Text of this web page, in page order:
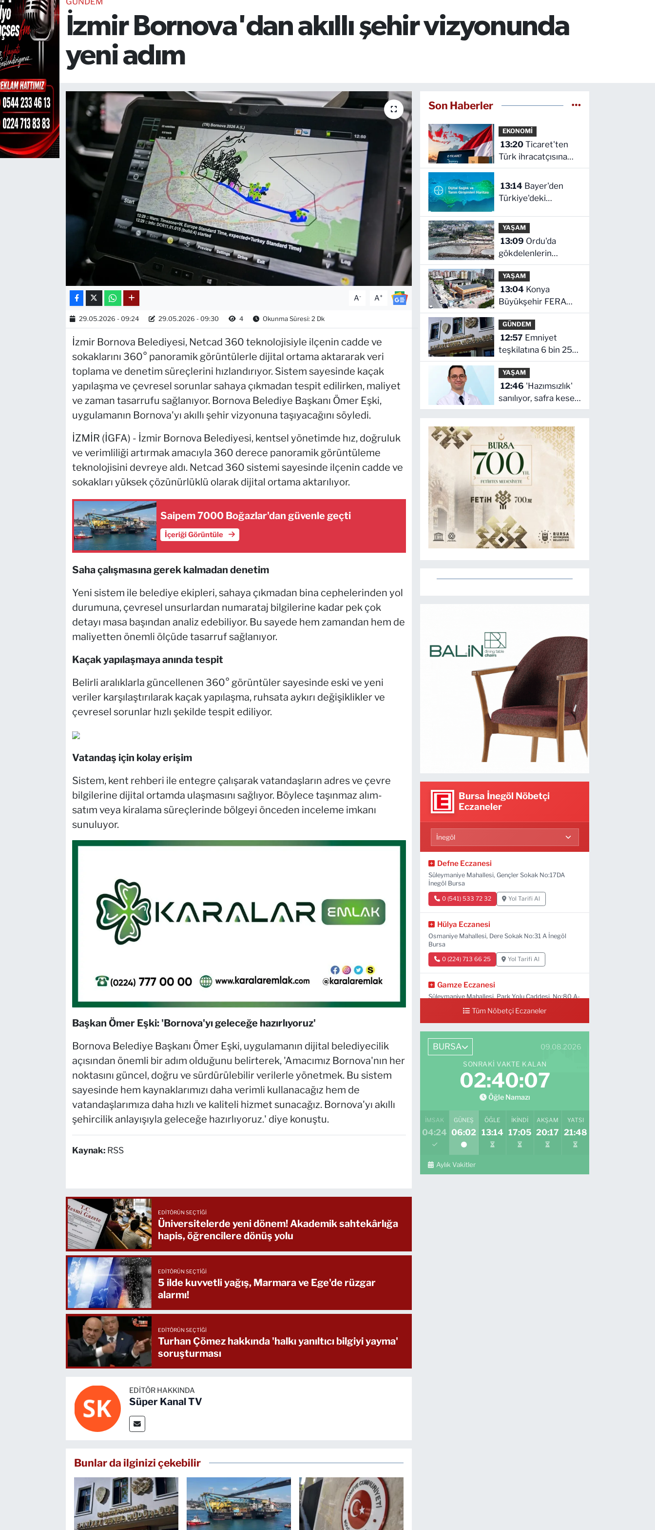
İzmir Bornova'dan akıllı şehir vizyonunda
yeni adım
A- A+
29.05.2026 - 09:24 29.05.2026 - 09:30 4 Okunma Süresi: 2 Dk
İzmir Bornova Belediyesi, Netcad 360 teknolojisiyle ilçenin cadde ve
sokaklarını 360° panoramik görüntülerle dijital ortama aktararak veri
toplama ve denetim süreçlerini hızlandırıyor. Sistem sayesinde kaçak
yapılaşma ve çevresel sorunlar sahaya çıkmadan tespit edilirken, maliyet
ve zaman tasarrufu sağlanıyor. Bornova Belediye Başkanı Ömer Eşki,
uygulamanın Bornova'yı akıllı şehir vizyonuna taşıyacağını söyledi.
İZMİR (İGFA) - İzmir Bornova Belediyesi, kentsel yönetimde hız, doğruluk
ve verimliliği artırmak amacıyla 360 derece panoramik görüntüleme
teknolojisini devreye aldı. Netcad 360 sistemi sayesinde ilçenin cadde ve
sokakları yüksek çözünürlüklü olarak dijital ortama aktarılıyor.
Saipem 7000 Boğazlar'dan güvenle geçti
İçeriği Görüntüle
Saha çalışmasına gerek kalmadan denetim
Yeni sistem ile belediye ekipleri, sahaya çıkmadan bina cephelerinden yol
durumuna, çevresel unsurlardan numarataj bilgilerine kadar pek çok
detayı masa başından analiz edebiliyor. Bu sayede hem zamandan hem de
maliyetten önemli ölçüde tasarruf sağlanıyor.
Kaçak yapılaşmaya anında tespit
Belirli aralıklarla güncellenen 360° görüntüler sayesinde eski ve yeni
veriler karşılaştırılarak kaçak yapılaşma, ruhsata aykırı değişiklikler ve
çevresel sorunlar hızlı şekilde tespit ediliyor.
Vatandaş için kolay erişim
Sistem, kent rehberi ile entegre çalışarak vatandaşların adres ve çevre
bilgilerine dijital ortamda ulaşmasını sağlıyor. Böylece taşınmaz alım-
satım veya kiralama süreçlerinde bölgeyi önceden inceleme imkanı
sunuluyor.
Başkan Ömer Eşki: 'Bornova'yı geleceğe hazırlıyoruz'
Bornova Belediye Başkanı Ömer Eşki, uygulamanın dijital belediyecilik
açısından önemli bir adım olduğunu belirterek, 'Amacımız Bornova'nın her
noktasını güncel, doğru ve sürdürülebilir verilerle yönetmek. Bu sistem
sayesinde hem kaynaklarımızı daha verimli kullanacağız hem de
vatandaşlarımıza daha hızlı ve kaliteli hizmet sunacağız. Bornova'yı akıllı
şehircilik anlayışıyla geleceğe hazırlıyoruz.' diye konuştu.
Kaynak: RSS
EDITÖRÜN SEÇTIĞI
Üniversitelerde yeni dönem! Akademik sahtekârlığa
hapis, öğrencilere dönüş yolu
EDITÖRÜN SEÇTIĞI
5 ilde kuvvetli yağış, Marmara ve Ege'de rüzgar
alarmı!
EDITÖRÜN SEÇTIĞI
Turhan Çömez hakkında 'halkı yanıltıcı bilgiyi yayma'
soruşturması
EDITÖR HAKKINDA
Süper Kanal TV
Bunlar da ilginizi çekebilir
Son Haberler
EKONOMİ
13:20 Ticaret'ten
Türk ihracatçısına
Endonezya pazarı
rehberi
13:14
Türkiye'deki
Sağlık ve Tarım
Girişimleri Haritası'
çağrısı
YAŞAM
13:09
gökdelenlerin
yıkıldığı sahil halkın
hizmetine açıldı
YAŞAM
13:04
Büyükşehir FERA
şubelerini
yaygınlaştırıyor
GÜNDEM
12:57
teşkilatına 6 bin 250
yeni kadro! Detaylar
belli oldu
YAŞAM
12:46
sanılıyor, safra kesesi
iltihabı çıkıyor
Bursa İnegöl Nöbetçi
Eczaneler
Defne Eczanesi
Süleymaniye Mahallesi, Gençler Sokak No:17DA
İnegöl Bursa
0 (541) 533 72 32 Yol Tarifi Al
Hülya Eczanesi
Osmaniye Mahallesi, Dere Sokak No:31 A İnegöl
Bursa
0 (224) 713 66 25 Yol Tarifi Al
Gamze Eczanesi
Süleymaniye Mahallesi, Park Yolu Caddesi, No:80 A-
Tüm Nöbetçi Eczaneler
BURSA 09.08.2026
SONRAKI VAKTE KALAN
02:40:06
Öğle Namazı
İMSAK
04:24
GÜNEŞ
06:02
ÖĞLE
13:14
İKINDI
17:05
AKŞAM
20:17
YATSI
21:48
Aylık Vakitler
TEKNOLOJİ
CANLI DİNLE
RESMİ İLANLAR
Gencsesfm Canlı Dinle